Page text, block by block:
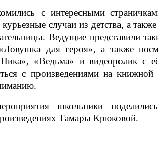
с интересными
случаи из детства, а
Ведущие представили
для героя», а также
«Ведьма» и видеоролик с
с произведениями на книжной
школьники
Тамары Крюковой.